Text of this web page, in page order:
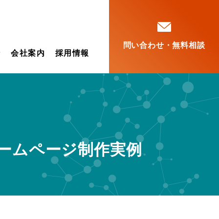
会社案内 採用情報
問い合わせ・無料相談
ムページ制作実例